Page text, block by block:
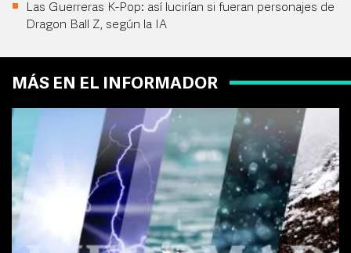
Las Guerreras K-Pop: así lucirían si fueran personajes de
Dragon Ball Z, según la IA
MÁS EN EL INFORMADOR